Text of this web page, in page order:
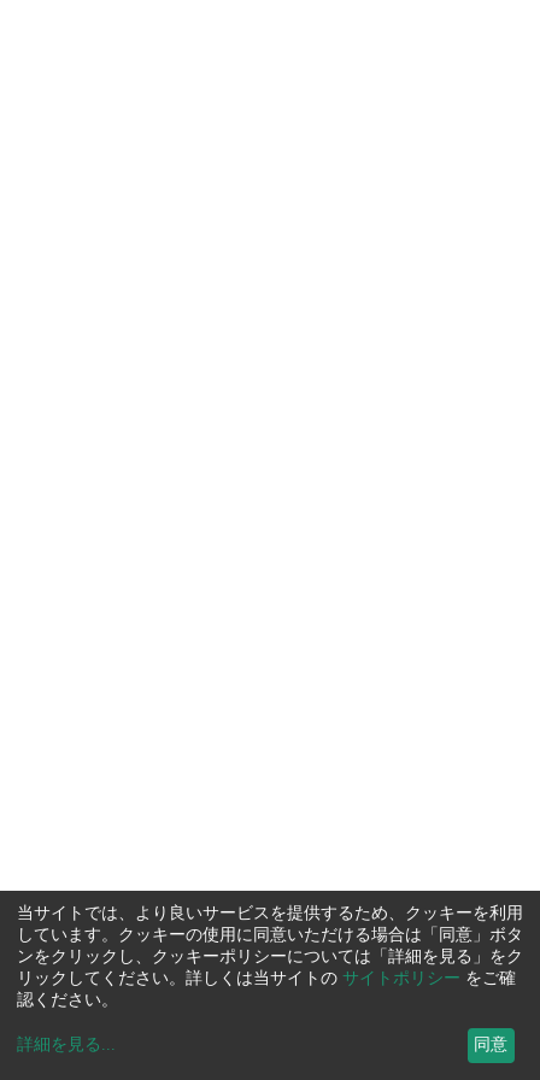
当サイトでは、より良いサービスを提供するため、クッキーを利用
しています。クッキーの使用に同意いただける場合は「同意」ボタ
ンをクリックし、クッキーポリシーについては「詳細を見る」をク
リックしてください。詳しくは当サイトの サイトポリシー をご確
認ください。
詳細を見る ... 同意